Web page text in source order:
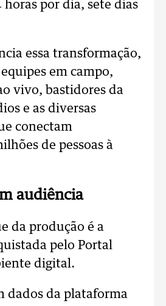
por dia, sete dias
essa transformação,
em campo,
vivo, bastidores da
e as diversas
conectam
de pessoas à
audiência
da produção é a
pelo Portal
digital.
dados da plataforma